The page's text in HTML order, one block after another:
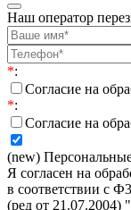
Наш оператор
*:
Согласие на
*:
Согласие на
(new)
Я согласен на
в соответствии с
(ред от